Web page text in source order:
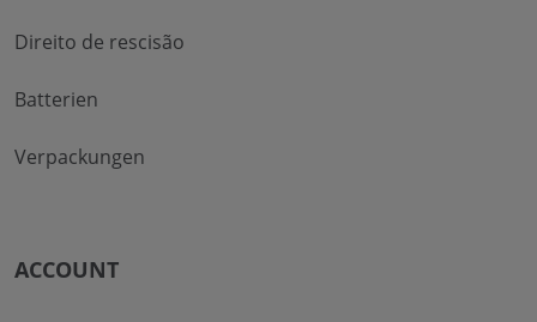
Direito de rescisão
Batterien
Verpackungen
ACCOUNT